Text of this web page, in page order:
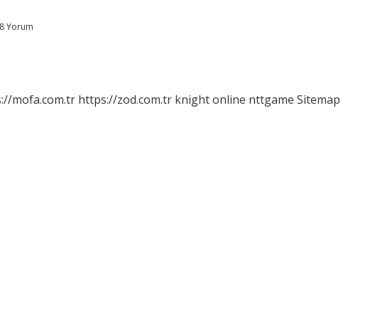
8 Yorum
mofa.com.tr https://zod.com.tr knight online nttgame Sitemap